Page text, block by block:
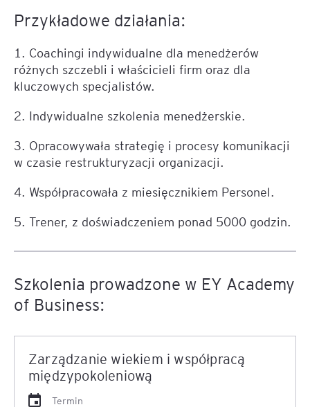
Przykładowe działania:
1. Coachingi indywidualne dla menedżerów
różnych szczebli i właścicieli firm oraz dla
kluczowych specjalistów.
2. Indywidualne szkolenia menedżerskie.
3. Opracowywała strategię i procesy komunikacji
w czasie restrukturyzacji organizacji.
4. Współpracowała z miesięcznikiem Personel.
5. Trener, z doświadczeniem ponad 5000 godzin.
Szkolenia prowadzone w EY Academy
of Business:
Zarządzanie wiekiem i współpracą
międzypokoleniową
Termin